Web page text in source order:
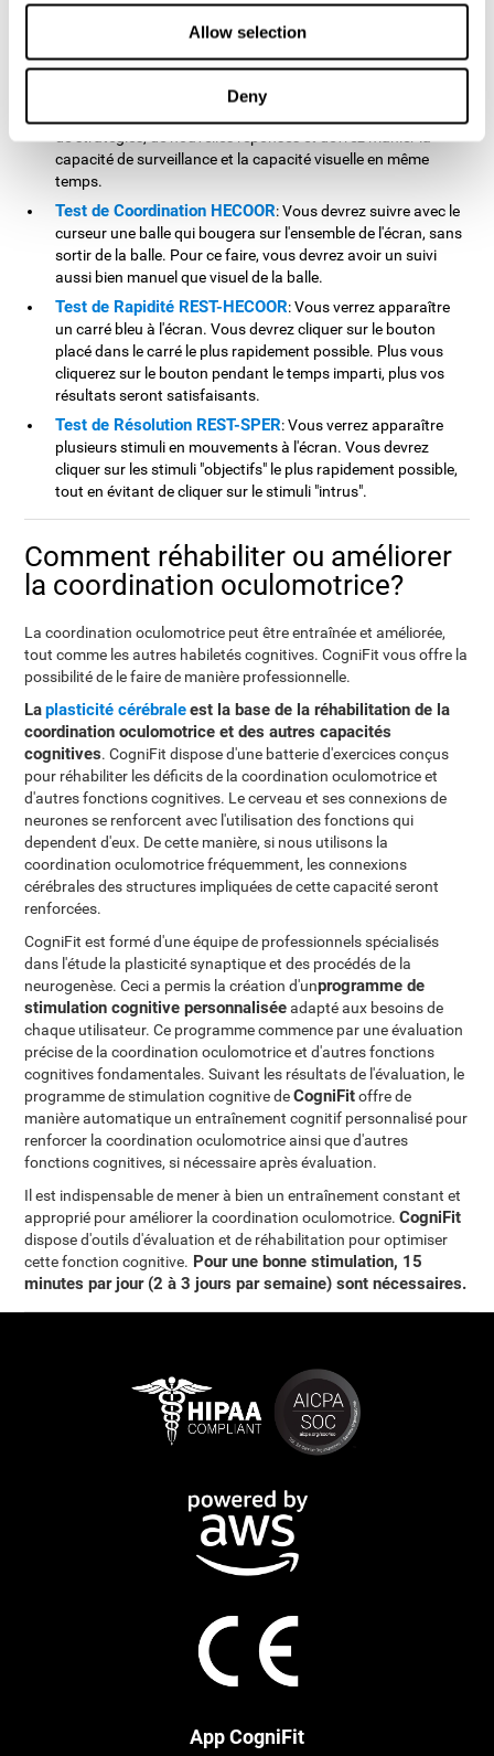
Allow selection
Deny
Test de Simultanéité DIAT-SHIF: Vous devrez à la fois
suivre le parcours aléatoire d'une balle blanche et être
Lorsque le mot coincide avec la couleur des lettres du mot,
vous devrez le signaler (en étant attentif à deux stimuli à la
capacité de surveillance et la capacité visuelle en même
temps.
Test de Coordination HECOOR: Vous devrez suivre avec le
curseur une balle qui bougera sur l'ensemble de l'écran, sans
sortir de la balle. Pour ce faire, vous devrez avoir un suivi
aussi bien manuel que visuel de la balle.
Test de Rapidité REST-HECOOR: Vous verrez apparaître
un carré bleu à l'écran. Vous devrez cliquer sur le bouton
placé dans le carré le plus rapidement possible. Plus vous
cliquerez sur le bouton pendant le temps imparti, plus vos
résultats seront satisfaisants.
Test de Résolution REST-SPER: Vous verrez apparaître
plusieurs stimuli en mouvements à l'écran. Vous devrez
cliquer sur les stimuli "objectifs" le plus rapidement possible,
tout en évitant de cliquer sur le stimuli "intrus".
Comment réhabiliter ou améliorer
la coordination oculomotrice?
La coordination oculomotrice peut être entraînée et améliorée,
tout comme les autres habiletés cognitives. CogniFit vous offre la
possibilité de le faire de manière professionnelle.
Laplasticité cérébraleest la base de la réhabilitation de la
coordination oculomotrice et des autres capacités
cognitives. CogniFit dispose d'une batterie d'exercices conçus
pour réhabiliter les déficits de la coordination oculomotrice et
d'autres fonctions cognitives. Le cerveau et ses connexions de
neurones se renforcent avec l'utilisation des fonctions qui
dependent d'eux. De cette manière, si nous utilisons la
coordination oculomotrice fréquemment, les connexions
cérébrales des structures impliquées de cette capacité seront
renforcées.
CogniFit est formé d'une équipe de professionnels spécialisés
dans l'étude la plasticité synaptique et des procédés de la
neurogenèse. Ceci a permis la création d'unprogramme de
stimulation cognitive personnaliséeadapté aux besoins de
chaque utilisateur. Ce programme commence par une évaluation
précise de la coordination oculomotrice et d'autres fonctions
cognitives fondamentales. Suivant les résultats de l'évaluation, le
programme de stimulation cognitive deCogniFitoffre de
manière automatique un entraînement cognitif personnalisé pour
renforcer la coordination oculomotrice ainsi que d'autres
fonctions cognitives, si nécessaire après évaluation.
Il est indispensable de mener à bien un entraînement constant et
approprié pour améliorer la coordination oculomotrice.CogniFit
dispose d'outils d'évaluation et de réhabilitation pour optimiser
cette fonction cognitive. Pour une bonne stimulation, 15
minutes par jour (2 à 3 jours par semaine) sont nécessaires.
App CogniFit